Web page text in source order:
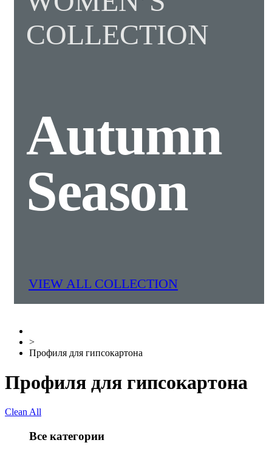
COLLECTION
Autumn
Season
VIEW ALL COLLECTION
>
Профиля для гипсокартона
Профиля для гипсокартона
Clean All
Все категории